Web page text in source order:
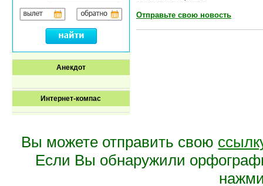
Анекдот
Интернет-компас
Отправьте свою новость
Вы можете отправить свою
Если Вы обнаружили